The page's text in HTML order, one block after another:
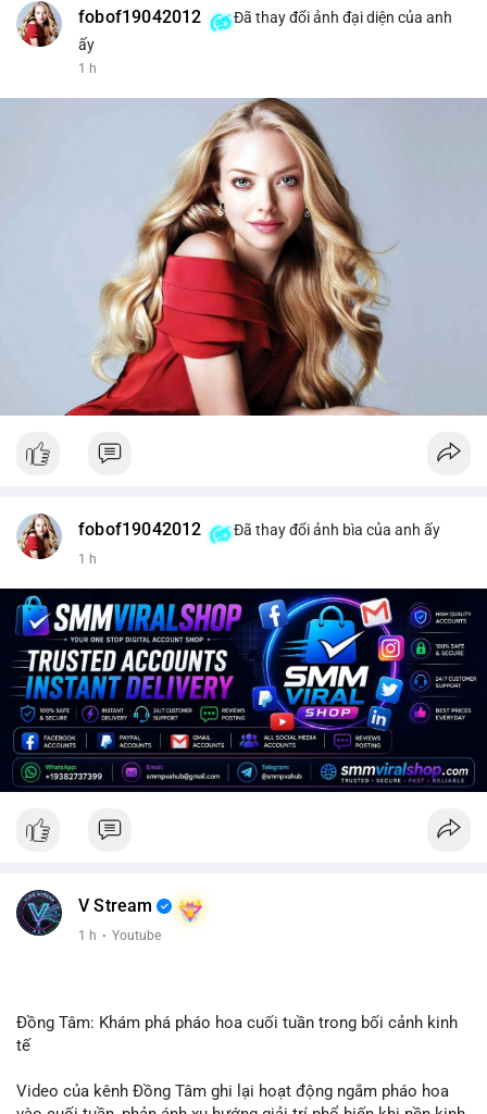
fobof19042012
Đã thay đổi ảnh đại diện của anh
ấy
1 h
fobof19042012 Đã thay đổi ảnh bìa của anh ấy
1 h
V Stream
1 h · Youtube
Đồng Tâm: Khám phá pháo hoa cuối tuần trong bối cảnh kinh
tế
Video của kênh Đồng Tâm ghi lại hoạt động ngắm pháo hoa